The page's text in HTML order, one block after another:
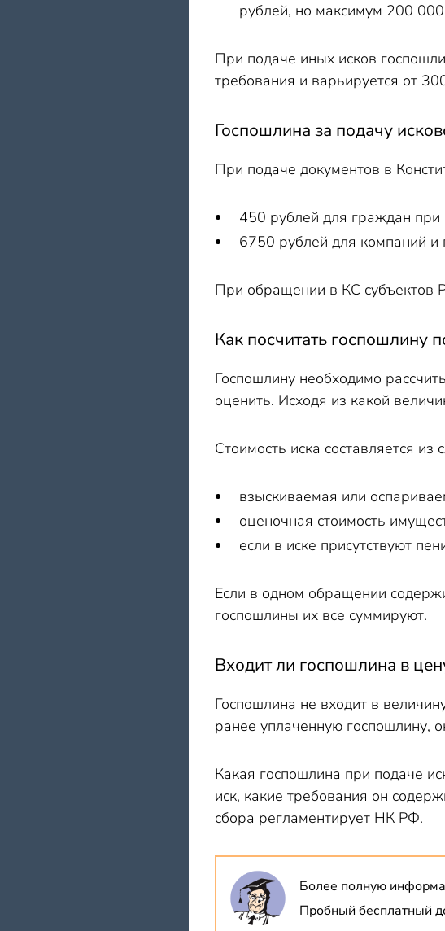
рублей, но максимум 200
При подаче иных исков
требования и варьируется от
Госпошлина за подачу
При подаче документов в
450 рублей для граждан
6750 рублей для компаний
При обращении в КС субъектов
Как посчитать госпошлину
Госпошлину необходимо
оценить. Исходя из какой
Стоимость иска составляется
взыскиваемая или
оценочная стоимость
если в иске присутствуют
Если в одном обращении
госпошлины их все суммируют.
Входит ли госпошлина в
Госпошлина не входит в
ранее уплаченную госпошлину,
Какая госпошлина при подаче
иск, какие требования он
сбора регламентирует НК РФ.
Более полную
Пробный бесплатный